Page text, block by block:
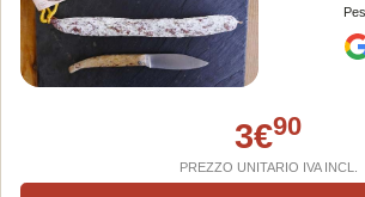
3€90
PREZZO UNITARIO IVA INCL.